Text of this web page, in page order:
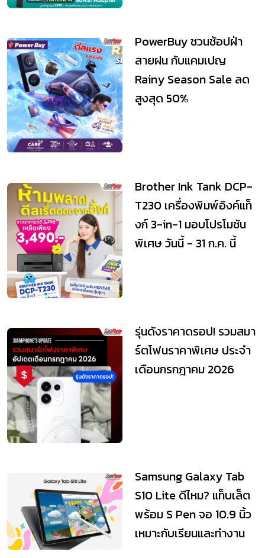
PowerBuy ชวนช้อปฝ่า
สายฝน กับแคมเปญ
Rainy Season Sale ลด
สูงสุด 50%
Brother Ink Tank DCP-
T230 เครื่องพิมพ์อิงค์แท็
งก์ 3-in-1 มอบโปรโมชัน
พิเศษ วันนี้ - 31 ก.ค. นี้
รุ่นดังราคาดรอป! รวมสมา
ร์ตโฟนราคาพิเศษ ประจำ
เดือนกรกฎาคม 2026
Samsung Galaxy Tab
S10 Lite ดีไหม? แท็บเล็ต
พร้อม S Pen จอ 10.9 นิ้ว
เหมาะกับเรียนและทำงาน